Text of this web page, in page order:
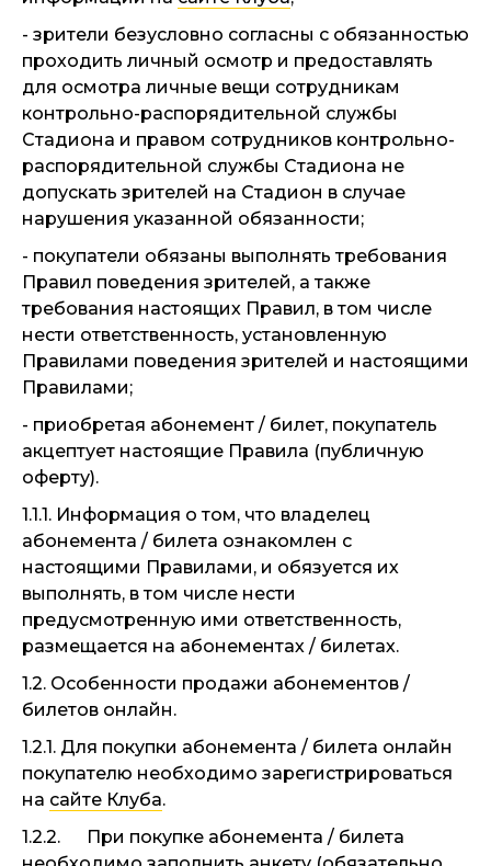
- зрители безусловно согласны с обязанностью
проходить личный осмотр и предоставлять
для осмотра личные вещи сотрудникам
контрольно-распорядительной службы
Стадиона и правом сотрудников контрольно-
распорядительной службы Стадиона не
допускать зрителей на Стадион в случае
нарушения указанной обязанности;
- покупатели обязаны выполнять требования
Правил поведения зрителей, а также
требования настоящих Правил, в том числе
нести ответственность, установленную
Правилами поведения зрителей и настоящими
Правилами;
- приобретая абонемент / билет, покупатель
акцептует настоящие Правила (публичную
оферту).
1.1.1. Информация о том, что владелец
абонемента / билета ознакомлен с
настоящими Правилами, и обязуется их
выполнять, в том числе нести
предусмотренную ими ответственность,
размещается на абонементах / билетах.
1.2. Особенности продажи абонементов /
билетов онлайн.
1.2.1. Для покупки абонемента / билета онлайн
покупателю необходимо зарегистрироваться
на сайте Клуба.
1.2.2. При покупке абонемента / билета